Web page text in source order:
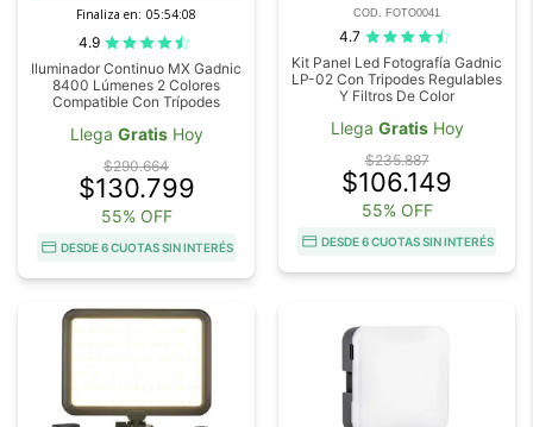
Finaliza en: 05:54:08
4.9
Iluminador Continuo MX Gadnic
8400 Lúmenes 2 Colores
Compatible Con Trípodes
Llega GratisHoy
$290.664
$130.799
55% OFF
DESDE 6 CUOTAS SIN INTERÉS
COD. FOTO0041
4.7
Kit Panel Led Fotografía Gadnic
LP-02 Con Tripodes Regulables
Y Filtros De Color
Llega GratisHoy
$235.887
$106.149
55% OFF
DESDE 6 CUOTAS SIN INTERÉS